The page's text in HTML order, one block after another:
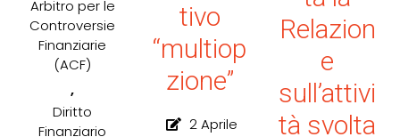
Arbitro per le
Controversie
Finanziarie
(ACF)
,
Diritto
Finanziario
tivo
“multiop
zione”
2 Aprile
Relazion
e
sull’attivi
tà svolta